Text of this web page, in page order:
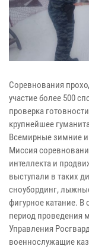
Соревнования
участие более 500
проверка
крупнейшее
Всемирные зимние
Миссия
интеллекта и
выступали в таких
сноубординг,
фигурное катание. В
период проведения
Управления
военнослужащие